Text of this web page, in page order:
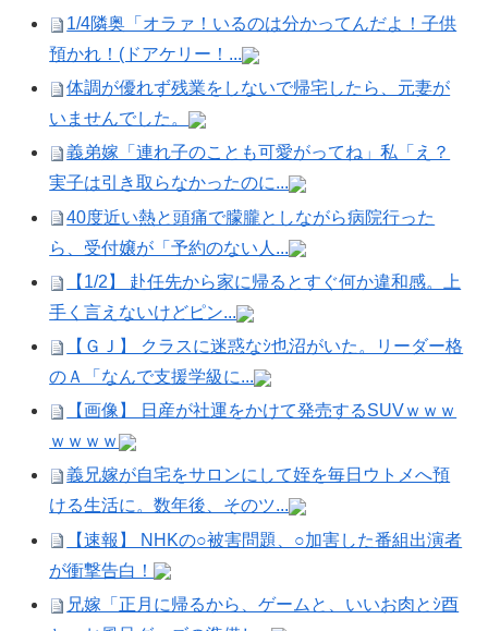
1/4隣奥「オラァ！いるのは分かってんだよ！子供
預かれ！(ドアケリー！...
体調が優れず残業をしないで帰宅したら、元妻が
いませんでした。
義弟嫁「連れ子のことも可愛がってね」私「え？
実子は引き取らなかったのに...
40度近い熱と頭痛で朦朧としながら病院行った
ら、受付嬢が「予約のない人...
【1/2】 赴任先から家に帰るとすぐ何か違和感。上
手く言えないけどピン...
【ＧＪ】 クラスに迷惑なｼ也沼がいた。リーダー格
のＡ「なんで支援学級に...
【画像】 日産が社運をかけて発売するSUVｗｗｗ
ｗｗｗｗ
義兄嫁が自宅をサロンにして姪を毎日ウトメへ預
ける生活に。数年後、そのツ...
【速報】 NHKの○被害問題、○加害した番組出演者
が衝撃告白！
兄嫁「正月に帰るから、ゲームと、いいお肉とｼ酉